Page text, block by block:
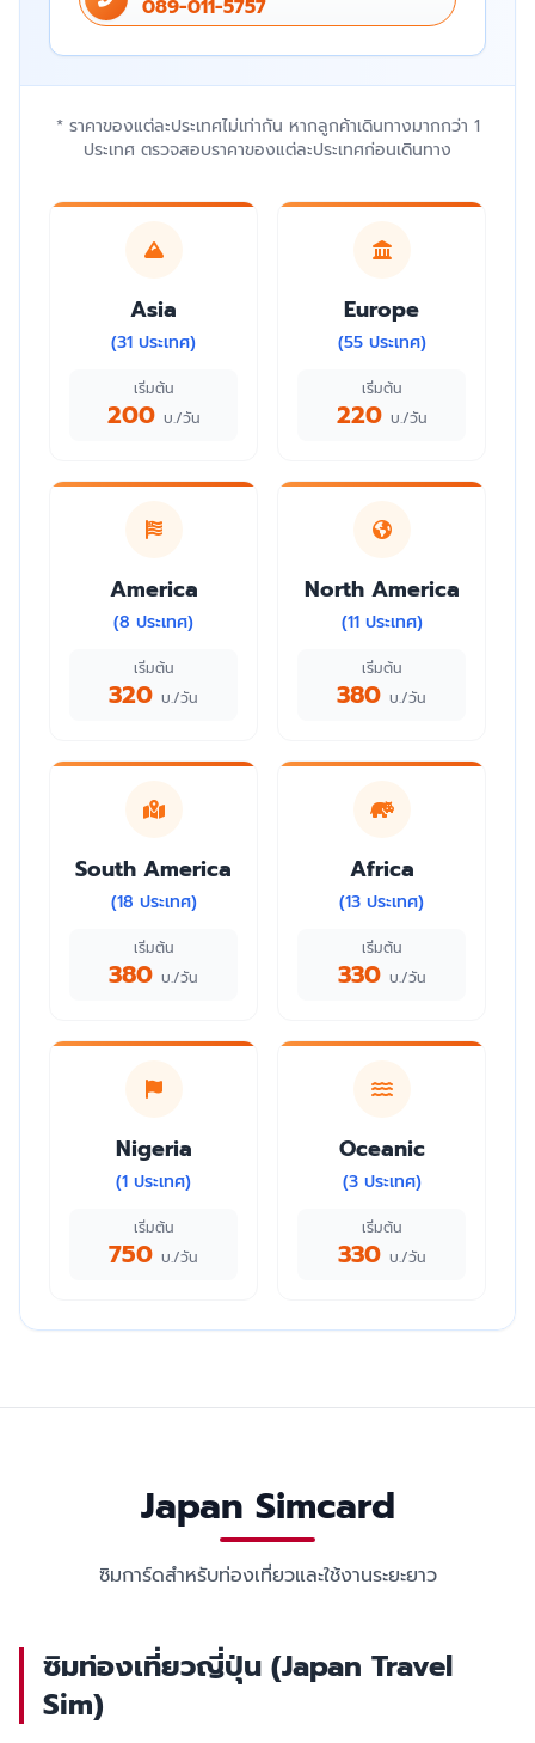
089-011-5757
* ราคาของแต่ละประเทศไม่เท่ากัน หากลูกค้าเดินทางมากกว่า 1
ประเทศ ตรวจสอบราคาของแต่ละประเทศก่อนเดินทาง
Asia
(31 ประเทศ)
เริ่มต้น
200 บ./วัน
Europe
(55 ประเทศ)
เริ่มต้น
220 บ./วัน
America
(8 ประเทศ)
เริ่มต้น
320 บ./วัน
North America
(11 ประเทศ)
เริ่มต้น
380 บ./วัน
South America
(18 ประเทศ)
เริ่มต้น
380 บ./วัน
Africa
(13 ประเทศ)
เริ่มต้น
330 บ./วัน
Nigeria
(1 ประเทศ)
เริ่มต้น
750 บ./วัน
Oceanic
(3 ประเทศ)
เริ่มต้น
330 บ./วัน
Japan Simcard
ซิมการ์ดสำหรับท่องเที่ยวและใช้งานระยะยาว
ซิมท่องเที่ยวญี่ปุ่น (Japan Travel
Sim)